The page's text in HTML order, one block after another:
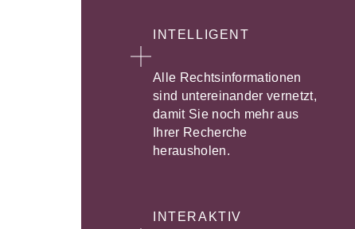
INTELLIGENT
Alle Rechtsinformationen
sind untereinander vernetzt,
damit Sie noch mehr aus
Ihrer Recherche
herausholen.
INTERAKTIV